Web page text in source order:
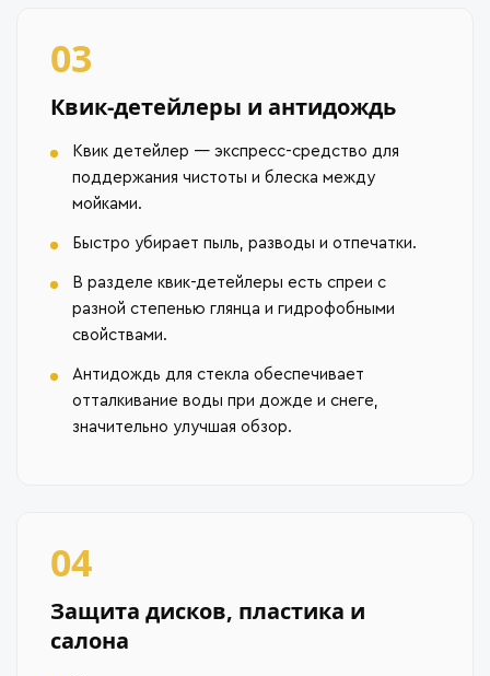
03
Квик-детейлеры и антидождь
Квик детейлер — экспресс-средство для
поддержания чистоты и блеска между
мойками.
Быстро убирает пыль, разводы и отпечатки.
В разделе квик-детейлеры есть спреи с
разной степенью глянца и гидрофобными
свойствами.
Антидождь для стекла обеспечивает
отталкивание воды при дожде и снеге,
значительно улучшая обзор.
04
Защита дисков, пластика и
салона